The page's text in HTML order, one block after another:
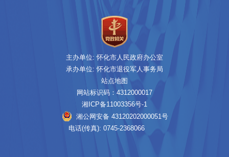
主办单位: 怀化市人民政府办公室
承办单位: 怀化市退役军人事务局
站点地图
网站标识码：4312000017
湘ICP备11003356号-1
湘公网安备 43120202000051号
电话(传真): 0745-2368066